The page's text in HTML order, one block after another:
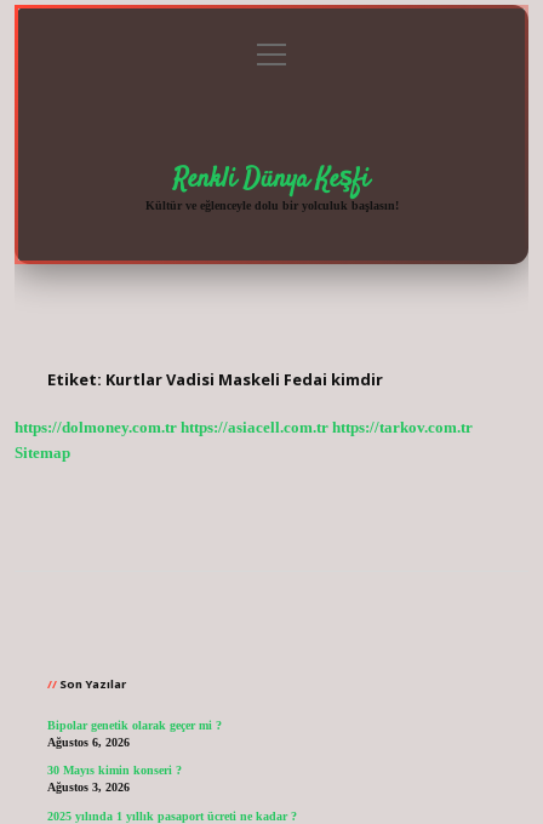
menüyü
aç
Renkli Dünya Keşfi
Kültür ve eğlenceyle dolu bir yolculuk başlasın!
Etiket: Kurtlar Vadisi Maskeli Fedai kimdir
https://dolmoney.com.tr https://asiacell.com.tr https://tarkov.com.tr
Sitemap
Son Yazılar
Bipolar genetik olarak geçer mi ?
Ağustos 6, 2026
30 Mayıs kimin konseri ?
Ağustos 3, 2026
2025 yılında 1 yıllık pasaport ücreti ne kadar ?